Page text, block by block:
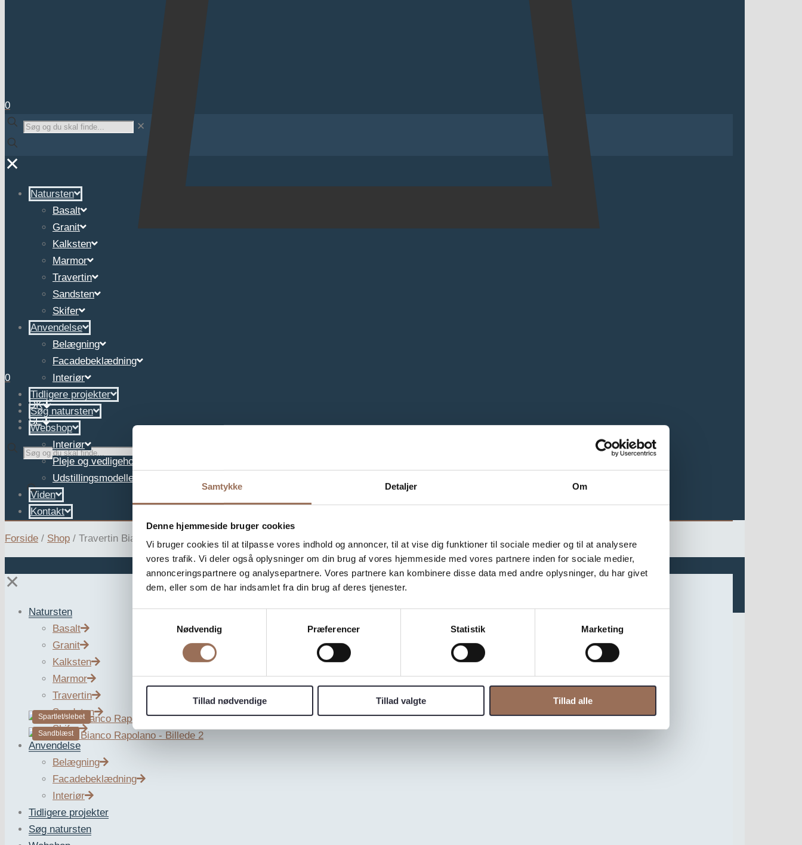
Samtykke Detaljer Om
Denne hjemmeside bruger cookies
Vi bruger cookies til at tilpasse vores indhold og annoncer, til at vise dig funktioner til sociale medier og til at analysere
vores trafik. Vi deler også oplysninger om din brug af vores hjemmeside med vores partnere inden for sociale medier,
annonceringspartnere og analysepartnere. Vores partnere kan kombinere disse data med andre oplysninger, du har givet
dem, eller som de har indsamlet fra din brug af deres tjenester.
Nødvendig
Præferencer Statistik Marketing
Tillad nødvendige Tillad valgte Tillad alle
0
DK
SE
0
✕
✕
Natursten
Basalt
Granit
Kalksten
Marmor
Travertin
Sandsten
Skifer
Anvendelse
Belægning
Facadebeklædning
Interiør
Tidligere projekter
Søg natursten
Webshop
Interiør
Pleje og vedligehold
Udstillingsmodeller
Viden
Kontakt
Forside / Shop / Travertin Bianco Rapolano
✕
Natursten
Basalt
Granit
Kalksten
Marmor
Travertin
Sandsten
Skifer
Anvendelse
Belægning
Facadebeklædning
Interiør
Tidligere projekter
Søg natursten
Travertin Bianco Rapolano
Spartlet/slebet
Sandblæst
Travertin Bianco Rapolano
Travertin Bianco Rapolano er en italiensk lys beige travertin.
Ved udendørs brug, skal overfladen være uspartlet.